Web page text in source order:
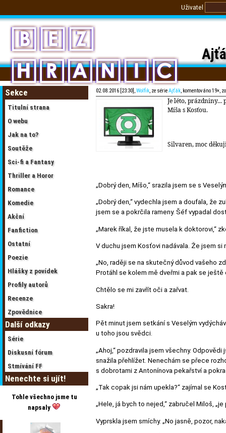
Uživatel
Sekce
Titulní strana
O webu
Jak na to?
Soutěže
Sci-fi a Fantasy
Thriller a Horor
Romance
Komedie
Akční
Fanfiction
Ostatní
Poezie
Hlášky z povídek
Profily autorů
Recenze
Zpovědnice
Další odkazy
Série
Diskusní fórum
Stmívání FF
Nenechte si ujít!
Tohle všechno jsme tu
napsaly
02.08.2016 [23:30],Wolfik, ze sérieAjťák, komentováno 19×,
Je léto, prázdniny...
Míša s Kosťou.
Silvaren, moc
„Dobrý den, Míšo,“ srazila jsem se s
„Dobrý den,“ vydechla jsem a doufala, že
jsem se a pokrčila rameny. Šéf vypadal
„Marek říkal, že jste musela k doktorovi,“
V duchu jsem Kosťovi nadávala. Že jsem
„No, raději se na skutečný důvod vašeho
Protáhl se kolem mě dveřmi a pak se
Chtělo se mi zavřít oči a zařvat.
Sakra!
Pět minut jsem setkání s Veselým
u toho jsou svědci.
„Ahoj,“ pozdravila jsem všechny.
snažila přehlížet. Nenechám se přece
s dobrotami z Antonínova pekařství a
„Tak copak jsi nám upekla?“ zajímal se
„Hele, já bych to nejed,“ zabručel Miloš,
Vyprskla jsem smíchy. „No jasně, pozor,